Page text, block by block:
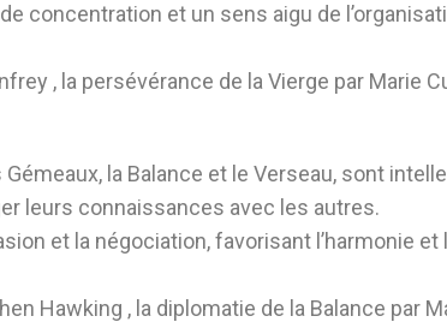
concentration et un sens aigu de
, la persévérance de la Vierge par Marie
Gémeaux, la Balance et le Verseau, sont
leurs connaissances avec les autres.
et la négociation, favorisant l’harmonie
Hawking , la diplomatie de la Balance par